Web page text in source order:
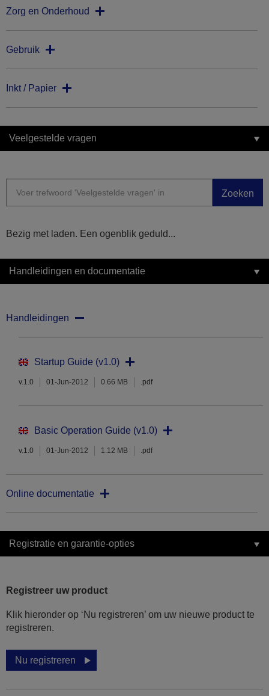
Zorg en Onderhoud
Gebruik
Inkt / Papier
Veelgestelde vragen
Zoeken
Bezig met laden. Een ogenblik geduld...
Handleidingen en documentatie
Handleidingen
Startup Guide (v1.0)
v.1.0 01-Jun-2012 0.66 MB .pdf
Basic Operation Guide (v1.0)
v.1.0 01-Jun-2012 1.12 MB .pdf
Online documentatie
Registratie en garantie-opties
Registreer uw product
Klik hieronder op ‘Nu registreren’ om uw nieuwe product te
registreren.
Nu registreren